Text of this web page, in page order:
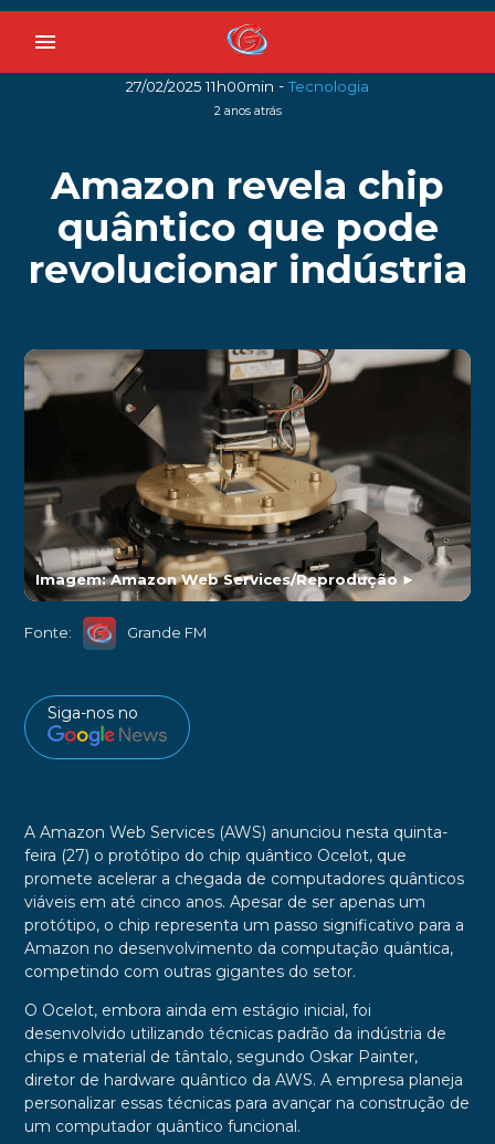
menu
27/02/2025 11h00min -Tecnologia
2 anos atrás
Amazon revela chip
quântico que pode
revolucionar indústria
Imagem: Amazon Web Services/Reprodução►
Fonte: Grande FM
Siga-nos no
A Amazon Web Services (AWS) anunciou nesta quinta-
feira (27) o protótipo do chip quântico Ocelot, que
promete acelerar a chegada de computadores quânticos
viáveis em até cinco anos. Apesar de ser apenas um
protótipo, o chip representa um passo significativo para a
Amazon no desenvolvimento da computação quântica,
competindo com outras gigantes do setor.
O Ocelot, embora ainda em estágio inicial, foi
desenvolvido utilizando técnicas padrão da indústria de
chips e material de tântalo, segundo Oskar Painter,
diretor de hardware quântico da AWS. A empresa planeja
personalizar essas técnicas para avançar na construção de
um computador quântico funcional.